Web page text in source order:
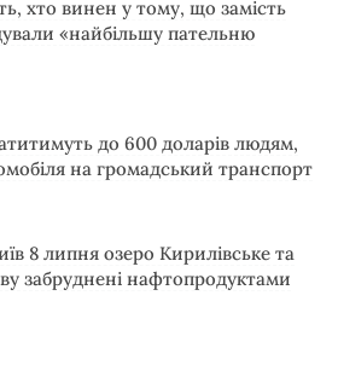
хто винен у тому, що замість
«найбільшу пательню
до 600 доларів людям,
на громадський транспорт
8 липня озеро Кирилівське та
забруднені нафтопродуктами